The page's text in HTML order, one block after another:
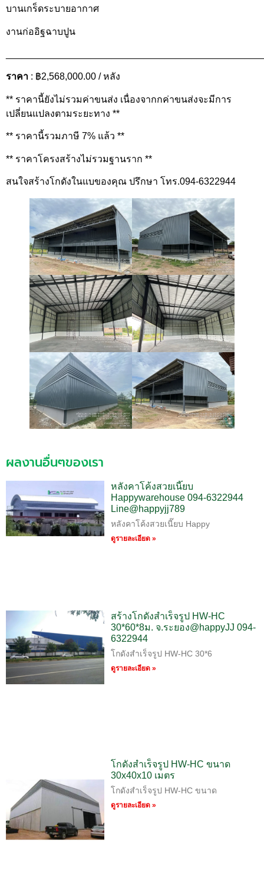
บานเกร็ดระบายอากาศ
งานก่ออิฐฉาบปูน
ราคา : ฿2,568,000.00 / หลัง
** ราคานี้ยังไม่รวมค่าขนส่ง เนื่องจากกค่าขนส่งจะมีการ
เปลี่ยนแปลงตามระยะทาง **
** ราคานี้รวมภาษี 7% แล้ว **
** ราคาโครงสร้างไม่รวมฐานราก **
สนใจสร้างโกดังในแบของคุณ ปรึกษา โทร.094-6322944
ผลงานอื่นๆของเรา
หลังคาโค้งสวยเนี๊ยบ
Happywarehouse 094-6322944
Line@happyjj789
หลังคาโค้งสวยเนี๊ยบ Happy
ดูรายละเอียด »
สร้างโกดังสำเร็จรูป HW-HC
30*60*8ม. จ.ระยอง@happyJJ 094-
6322944
โกดังสำเร็จรูป HW-HC 30*6
ดูรายละเอียด »
โกดังสำเร็จรูป HW-HC ขนาด
30x40x10 เมตร
โกดังสำเร็จรูป HW-HC ขนาด
ดูรายละเอียด »